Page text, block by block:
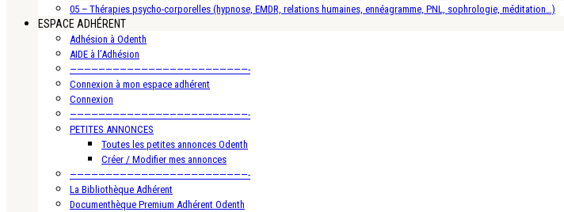
05 – Thérapies psycho-corporelles (hypnose, EMDR, relations humaines, ennéagramme, PNL, sophrologie, méditation…)
ESPACE ADHÉRENT
Adhésion à Odenth
AIDE à l’Adhésion
—————————————————————————-
Connexion à mon espace adhérent
Connexion
—————————————————————————-
PETITES ANNONCES
Toutes les petites annonces Odenth
Créer / Modifier mes annonces
—————————————————————————-
La Bibliothèque Adhérent
Documenthèque Premium Adhérent Odenth